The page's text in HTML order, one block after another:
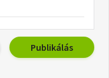
Publikálás